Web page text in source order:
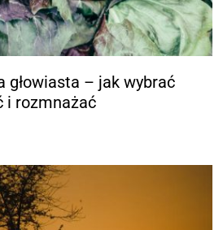
głowiasta – jak wybrać
i rozmnażać